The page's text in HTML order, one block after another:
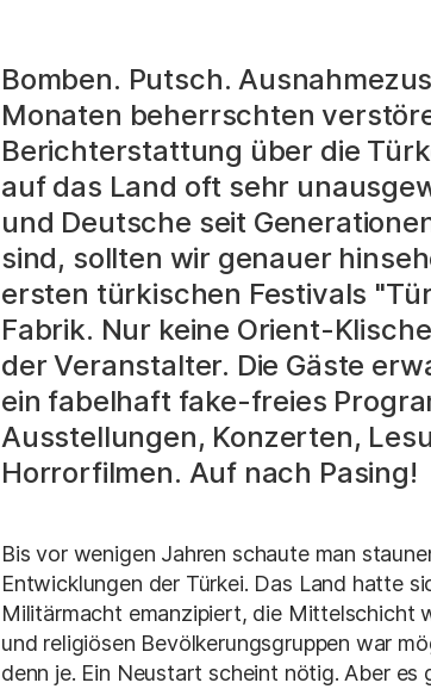
Bomben. Putsch.
Monaten beherrschten
Berichterstattung über die
auf das Land oft sehr
und Deutsche seit
sind, sollten wir genauer
ersten türkischen Festivals
Fabrik. Nur keine Orient-
der Veranstalter. Die Gäste
ein fabelhaft fake-freies
Ausstellungen, Konzerten,
Horrorfilmen. Auf nach Pasing!
Bis vor wenigen Jahren schaute man
Entwicklungen der Türkei. Das Land hatte
Militärmacht emanzipiert, die Mittelschicht
und religiösen Bevölkerungsgruppen war
denn je. Ein Neustart scheint nötig. Aber